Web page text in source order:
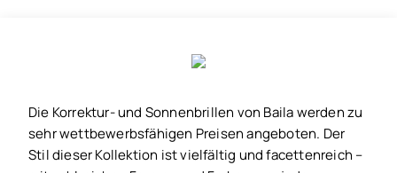
Die Korrektur- und Sonnenbrillen von Baila werden zu
sehr wettbewerbsfähigen Preisen angeboten. Der
Stil dieser Kollektion ist vielfältig und facettenreich –